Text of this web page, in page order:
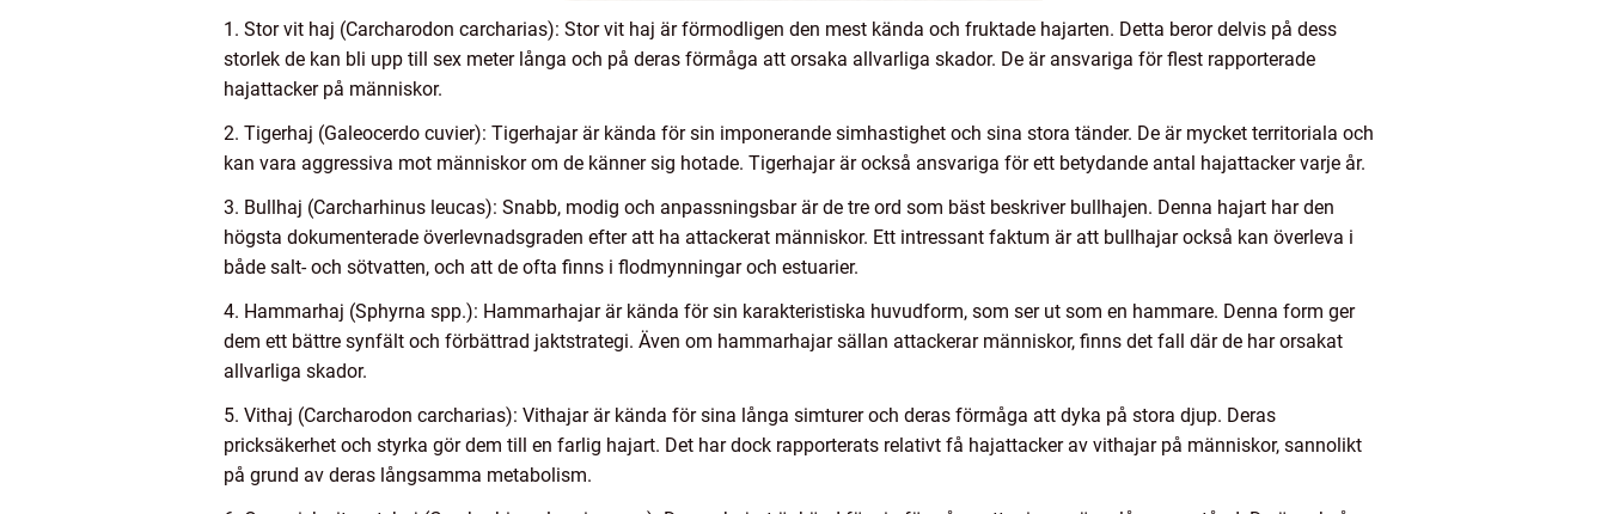
1. Stor vit haj (Carcharodon carcharias): Stor vit haj är förmodligen den mest kända och fruktade hajarten. Detta beror delvis på dess
storlek de kan bli upp till sex meter långa och på deras förmåga att orsaka allvarliga skador. De är ansvariga för flest rapporterade
hajattacker på människor.
2. Tigerhaj (Galeocerdo cuvier): Tigerhajar är kända för sin imponerande simhastighet och sina stora tänder. De är mycket territoriala och
kan vara aggressiva mot människor om de känner sig hotade. Tigerhajar är också ansvariga för ett betydande antal hajattacker varje år.
3. Bullhaj (Carcharhinus leucas): Snabb, modig och anpassningsbar är de tre ord som bäst beskriver bullhajen. Denna hajart har den
högsta dokumenterade överlevnadsgraden efter att ha attackerat människor. Ett intressant faktum är att bullhajar också kan överleva i
både salt- och sötvatten, och att de ofta finns i flodmynningar och estuarier.
4. Hammarhaj (Sphyrna spp.): Hammarhajar är kända för sin karakteristiska huvudform, som ser ut som en hammare. Denna form ger
dem ett bättre synfält och förbättrad jaktstrategi. Även om hammarhajar sällan attackerar människor, finns det fall där de har orsakat
allvarliga skador.
5. Vithaj (Carcharodon carcharias): Vithajar är kända för sina långa simturer och deras förmåga att dyka på stora djup. Deras
pricksäkerhet och styrka gör dem till en farlig hajart. Det har dock rapporterats relativt få hajattacker av vithajar på människor, sannolikt
på grund av deras långsamma metabolism.